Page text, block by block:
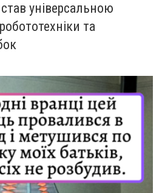
універсальною
та